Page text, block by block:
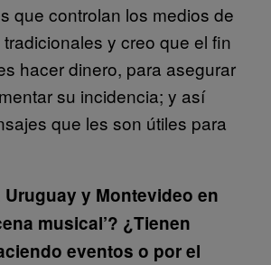
que controlan los medios de
y creo que el fin
hacer dinero, para asegurar
su incidencia; y así
que les son útiles para
Uruguay y Montevideo en
musical’? ¿Tienen
eventos o por el